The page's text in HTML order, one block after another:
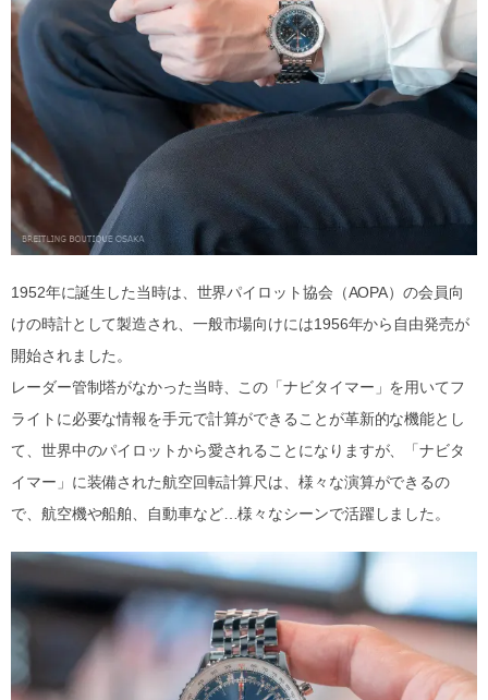
1952年に誕生した当時は、世界パイロット協会（AOPA）の会員向
けの時計として製造され、一般市場向けには1956年から自由発売が
開始されました。
レーダー管制塔がなかった当時、この「ナビタイマー」を用いてフ
ライトに必要な情報を手元で計算ができることが革新的な機能とし
て、世界中のパイロットから愛されることになりますが、「ナビタ
イマー」に装備された航空回転計算尺は、様々な演算ができるの
で、航空機や船舶、自動車など…様々なシーンで活躍しました。